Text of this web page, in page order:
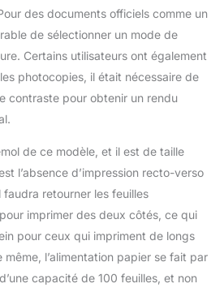
votre imprimante
bas de page 1 à 15
sur la page Web
dédiée à Epson
EcoTank
des documents officiels comme un
de sélectionner un mode de
Certains utilisateurs ont également
photocopies, il était nécessaire de
contraste pour obtenir un rendu
de ce modèle, et il est de taille
l’absence d’impression recto-verso
retourner les feuilles
imprimer des deux côtés, ce qui
pour ceux qui impriment de longs
même, l’alimentation papier se fait par
capacité de 100 feuilles, et non